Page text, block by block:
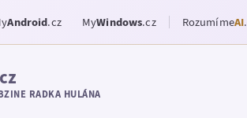
Android.cz MyWindows.cz RozumímeAI
RADKA HULÁNA